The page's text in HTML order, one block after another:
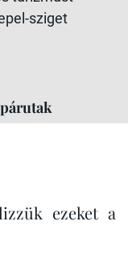
sziget
ezeket a